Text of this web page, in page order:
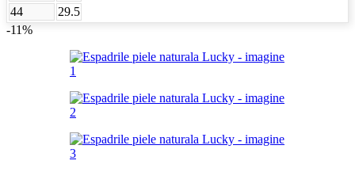
44
29.5
-11%